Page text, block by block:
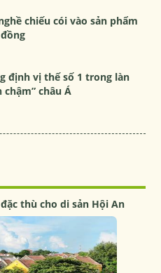
chiếu cói vào sản phẩm
định vị thế số 1 trong làn
chậm” châu Á
thù cho di sản Hội An